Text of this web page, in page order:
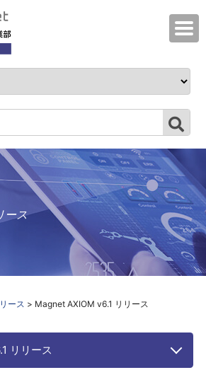
QualityNet サイバーフォレンジック事業
ース
ース > Magnet AXIOM v6.1 リリース
リリース